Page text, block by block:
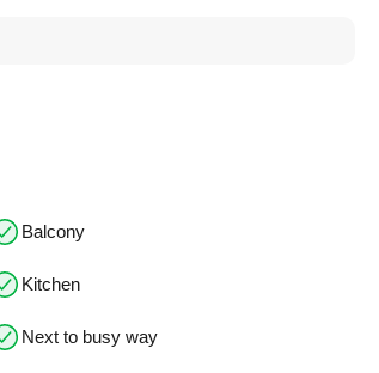
Balcony
Kitchen
Next to busy way